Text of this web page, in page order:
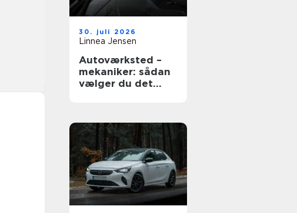
30. juli 2026
Linnea Jensen
Autoværksted –
mekaniker: sådan
vælger du det